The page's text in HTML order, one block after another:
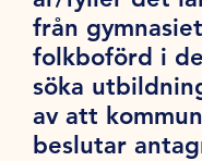
från
folkboförd i
söka
av att
beslutar